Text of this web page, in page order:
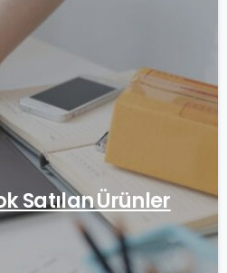
Satılan Ürünler